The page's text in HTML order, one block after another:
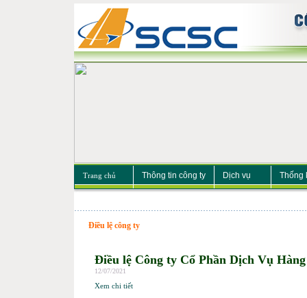
Trang chủ Thông tin công ty Dịch vụ Thống
Điều lệ công ty
Điều lệ Công ty Cổ Phần Dịch Vụ
12/07/2021
Xem chi tiết